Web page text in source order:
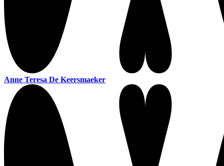
Anne Teresa De Keersmaeker